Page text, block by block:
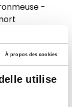
À propos des cookies
utilise
-